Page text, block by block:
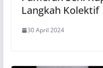
Langkah Kolektif
30 April 2024